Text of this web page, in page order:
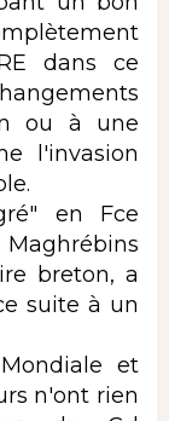
dans ce
ou à une
l'invasion
en Fce
breton, a
suite à un
et
n'ont rien